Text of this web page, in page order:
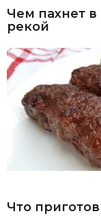
Чем пахнет в
рекой
Что